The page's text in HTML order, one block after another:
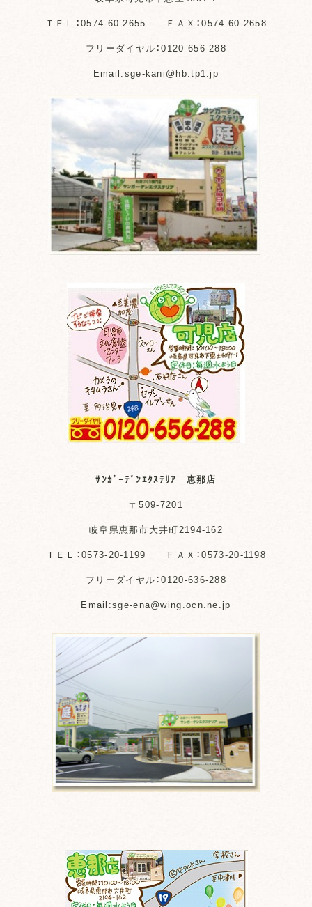
ＴＥＬ：0574-60-2655 ＦＡＸ：0574-60-2658
フリーダイヤル：0120-656-288
Email:sge-kani@hb.tp1.jp
ｻﾝｶﾞｰﾃﾞﾝｴｸｽﾃﾘｱ 恵那店
〒509-7201
岐阜県恵那市大井町2194-162
ＴＥＬ：0573-20-1199 ＦＡＸ：0573-20-1198
フリーダイヤル：0120-636-288
Email:sge-ena@wing.ocn.ne.jp